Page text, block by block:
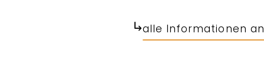
alle Informationen